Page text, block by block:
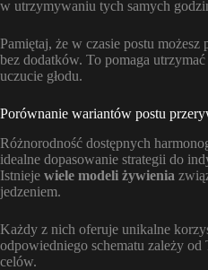
w utrzymywaniu tych samych
Pamiętaj, że w czasie postu
bez dodatków. To pomaga
uczucie głodu.
Porównanie wariantów postu
Różnorodność dostępnych
idealne dopasowanie strategii do
Istnieje wiele modeli żywienia
jedzeniem.
Każdy z nich oferuje unikalne
odpowiedniego schematu zależy
celów.